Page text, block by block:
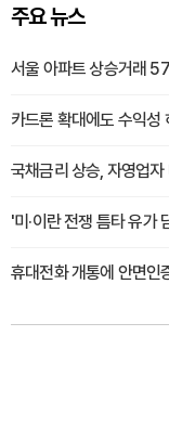
주요 뉴스
서울 아파트 상승거래
카드론 확대에도 수익
국채금리 상승, 자영업
'미·이란 전쟁 틈타 유
휴대전화 개통에 안면인